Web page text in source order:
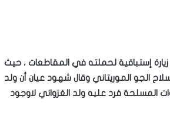
زيارة إستباقية لحملته في المقاطعات ، حيث
الجو الموريتاني وقال شهود عيان أن ولد
المسلحة فرد عليه ولد الغزواني لاوجود